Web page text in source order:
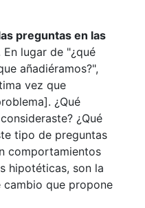
preguntas en las
En lugar de "¿qué
añadiéramos?",
vez que
¿Qué
¿Qué
tipo de preguntas
comportamientos
hipotéticas, son la
cambio que propone